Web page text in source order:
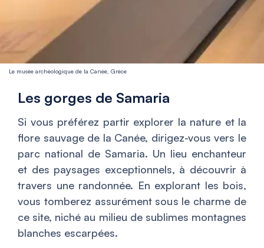
Le musée archéologique de la Canée, Grèce
Les gorges de Samaria
Si vous préférez partir explorer la nature et la
flore sauvage de la Canée, dirigez-vous vers le
parc national de Samaria. Un lieu enchanteur
et des paysages exceptionnels, à découvrir à
travers une randonnée. En explorant les bois,
vous tomberez assurément sous le charme de
ce site, niché au milieu de sublimes montagnes
blanches escarpées.